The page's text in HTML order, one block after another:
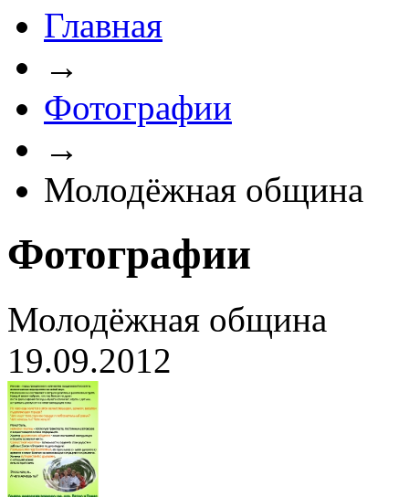
Главная
→
Фотографии
→
Молодёжная община
Фотографии
Молодёжная община
19.09.2012